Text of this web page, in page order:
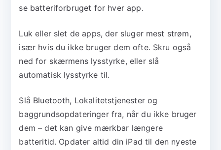
se batteriforbruget for hver app.
Luk eller slet de apps, der sluger mest strøm,
især hvis du ikke bruger dem ofte. Skru også
ned for skærmens lysstyrke, eller slå
automatisk lysstyrke til.
Slå Bluetooth, Lokalitetstjenester og
baggrundsopdateringer fra, når du ikke bruger
dem – det kan give mærkbar længere
batteritid. Opdater altid din iPad til den nyeste